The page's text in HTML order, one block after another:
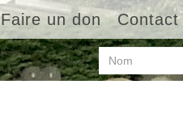
Faire un don Contact